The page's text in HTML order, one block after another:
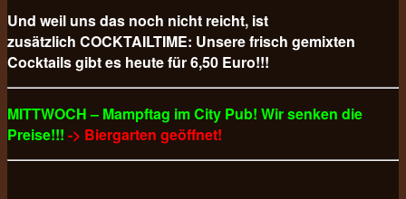
Und weil uns das noch nicht reicht, ist
zusätzlich COCKTAILTIME: Unsere frisch gemixten
Cocktails gibt es heute für 6,50 Euro!!!
MITTWOCH – Mampftag im City Pub! Wir senken die
Preise!!! -> Biergarten geöffnet!